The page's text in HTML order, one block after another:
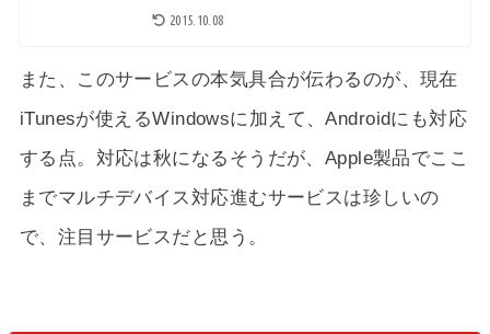
2015.10.08
また、このサービスの本気具合が伝わるのが、現在
iTunesが使えるWindowsに加えて、Androidにも対応
する点。対応は秋になるそうだが、Apple製品でここ
までマルチデバイス対応進むサービスは珍しいの
で、注目サービスだと思う。